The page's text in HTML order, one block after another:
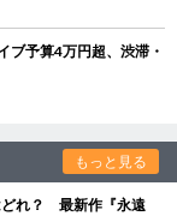
予算4万円超、渋滞・
もっと見る
どれ？ 最新作『永遠